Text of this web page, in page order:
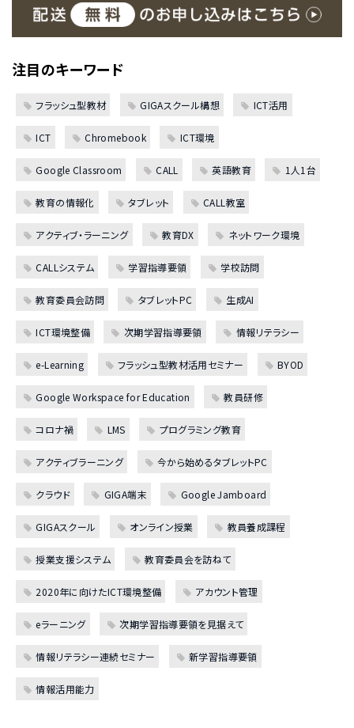
注目のキーワード
フラッシュ型教材 GIGAスクール構想 ICT活用
ICT Chromebook ICT環境
Google Classroom CALL 英語教育 1人1台
教育の情報化 タブレット CALL教室
アクティブ・ラーニング 教育DX ネットワーク環境
CALLシステム 学習指導要領 学校訪問
教育委員会訪問 タブレットPC 生成AI
ICT環境整備 次期学習指導要領 情報リテラシー
e-Learning フラッシュ型教材活用セミナー BYOD
Google Workspace for Education 教員研修
コロナ禍 LMS プログラミング教育
アクティブラーニング 今から始めるタブレットPC
クラウド GIGA端末 Google Jamboard
GIGAスクール オンライン授業 教員養成課程
授業支援システム 教育委員会を訪ねて
2020年に向けたICT環境整備 アカウント管理
eラーニング 次期学習指導要領を見据えて
情報リテラシー連続セミナー 新学習指導要領
情報活用能力